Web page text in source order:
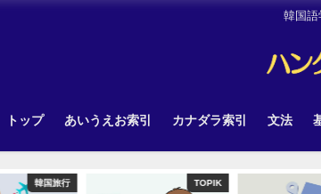
韓国語
トップ あいうえお索引 カナダラ索引 文法
韓国旅行 TOPIK